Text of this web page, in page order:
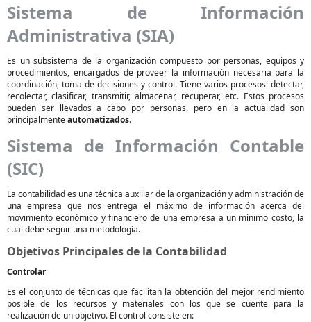
Sistema de Información
Administrativa (SIA)
Es un subsistema de la organización compuesto por personas, equipos y
procedimientos, encargados de proveer la información necesaria para la
coordinación, toma de decisiones y control. Tiene varios procesos: detectar,
recolectar, clasificar, transmitir, almacenar, recuperar, etc. Estos procesos
pueden ser llevados a cabo por personas, pero en la actualidad son
principalmenteautomatizados.
Sistema de Información Contable
(SIC)
La contabilidad es una técnica auxiliar de la organización y administración de
una empresa que nos entrega el máximo de información acerca del
movimiento económico y financiero de una empresa a un mínimo costo, la
cual debe seguir una metodología.
Objetivos Principales de la Contabilidad
Controlar
Es el conjunto de técnicas que facilitan la obtención del mejor rendimiento
posible de los recursos y materiales con los que se cuente para la
realización de un objetivo. El control consiste en: